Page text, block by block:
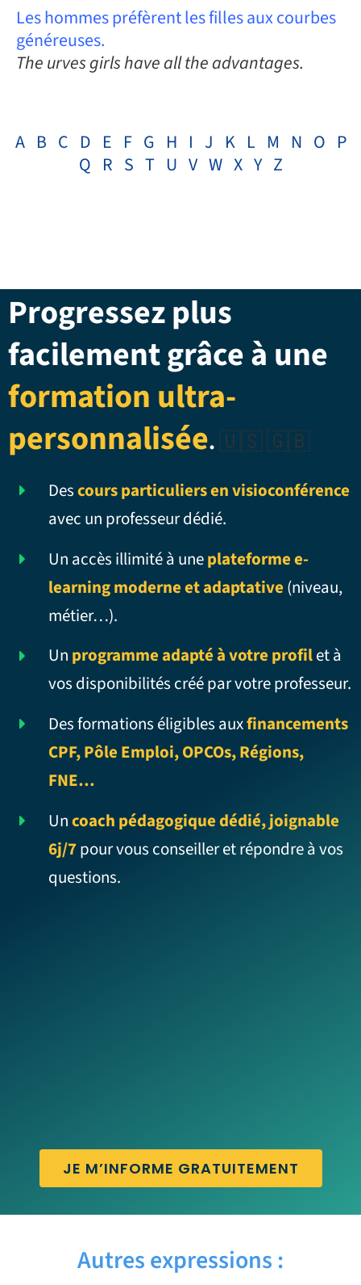
Les hommes préfèrent les filles aux courbes
généreuses.
The urves girls have all the advantages.
A B C D E F G H I J K L M N O P
Q R S T U V W X Y Z
Progressez plus
facilement grâce à une
formation ultra-
personnalisée.🇺🇸 🇬🇧
Descours particuliers en visioconférence
avec un professeur dédié.
Un accès illimité à uneplateforme e-
learning moderne et adaptative (niveau,
métier…).
Un programme adapté à votre profilet à
vos disponibilités créé par votre professeur.
Des formations éligibles auxfinancements
CPF, Pôle Emploi, OPCOs, Régions,
FNE…
Uncoach pédagogique dédié, joignable
6j/7pour vous conseiller et répondre à vos
questions.
JE M’INFORME GRATUITEMENT
Autres expressions :